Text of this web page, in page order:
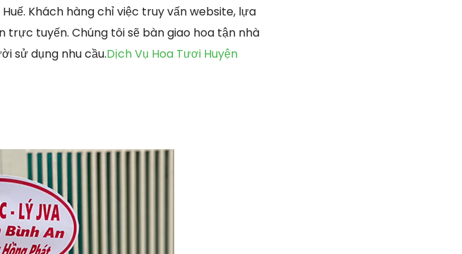
Khách hàng chỉ việc truy vấn website, lựa
tuyến. Chúng tôi sẽ bàn giao hoa tận nhà
sử dụng nhu cầu.Dịch Vụ Hoa Tươi Huyện